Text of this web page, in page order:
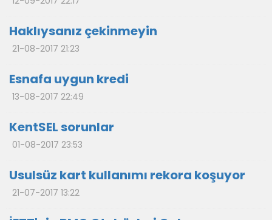
Haklıysanız çekinmeyin
21-08-2017 21:23
Esnafa uygun kredi
13-08-2017 22:49
KentSEL sorunlar
01-08-2017 23:53
Usulsüz kart kullanımı rekora koşuyor
21-07-2017 13:22